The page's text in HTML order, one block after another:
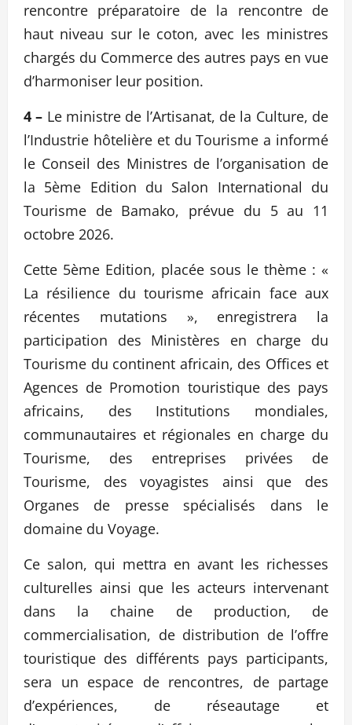
rencontre préparatoire de la rencontre de
haut niveau sur le coton, avec les ministres
chargés du Commerce des autres pays en vue
d’harmoniser leur position.
4 – Le ministre de l’Artisanat, de la Culture, de
l’Industrie hôtelière et du Tourisme a informé
le Conseil des Ministres de l’organisation de
la 5ème Edition du Salon International du
Tourisme de Bamako, prévue du 5 au 11
octobre 2026.
Cette 5ème Edition, placée sous le thème : «
La résilience du tourisme africain face aux
récentes mutations », enregistrera la
participation des Ministères en charge du
Tourisme du continent africain, des Offices et
Agences de Promotion touristique des pays
africains, des Institutions mondiales,
communautaires et régionales en charge du
Tourisme, des entreprises privées de
Tourisme, des voyagistes ainsi que des
Organes de presse spécialisés dans le
domaine du Voyage.
Ce salon, qui mettra en avant les richesses
culturelles ainsi que les acteurs intervenant
dans la chaine de production, de
commercialisation, de distribution de l’offre
touristique des différents pays participants,
sera un espace de rencontres, de partage
d’expériences, de réseautage et